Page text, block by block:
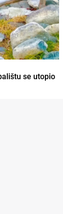
se utopio